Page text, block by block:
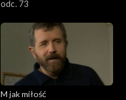
odc. 73
M jak miłość